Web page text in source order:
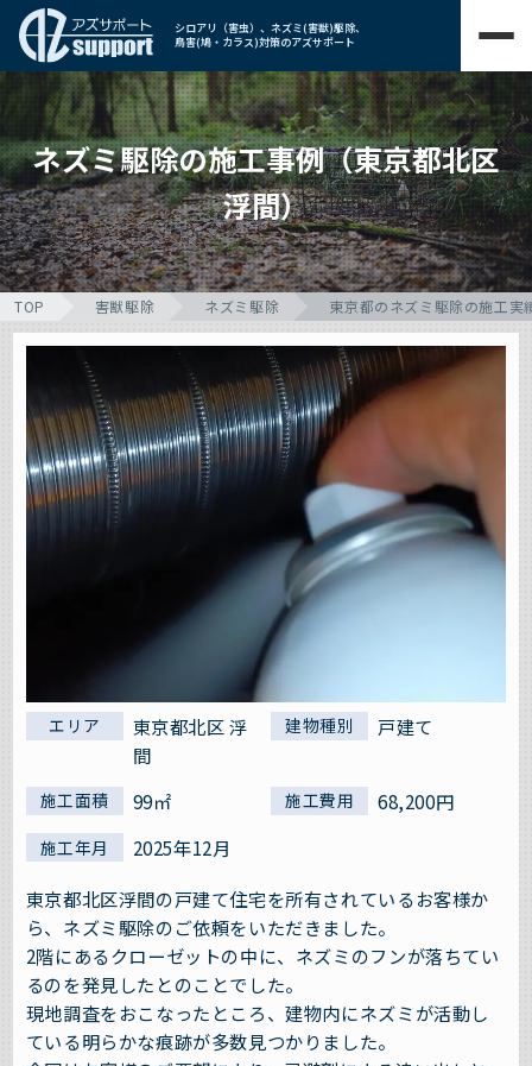
シロアリ（害虫）、ネズミ(害獣)駆除、
鳥害(鳩・カラス)対策のアズサポート
ネズミ駆除の施工事例（東京都北区
浮間）
TOP 害獣駆除 ネズミ駆除 東京都のネズミ駆除の施工実
エリア
東京都北区 浮
間
建物種別 戸建て
施工面積 99㎡ 施工費用 68,200円
施工年月
2025年12月
東京都北区浮間の戸建て住宅を所有されているお客様か
ら、ネズミ駆除のご依頼をいただきました。
2階にあるクローゼットの中に、ネズミのフンが落ちてい
るのを発見したとのことでした。
現地調査をおこなったところ、建物内にネズミが活動し
ている明らかな痕跡が多数見つかりました。